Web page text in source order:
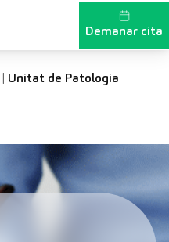
Demanar cita
| Unitat de Patologia